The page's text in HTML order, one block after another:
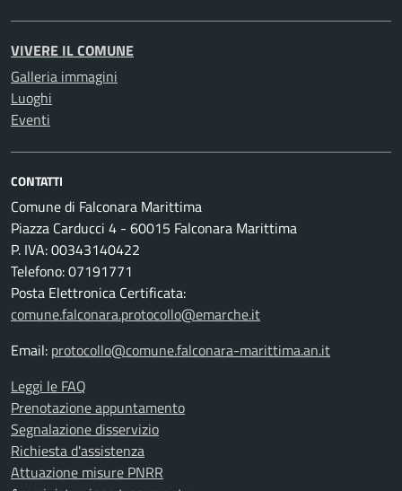
VIVERE IL COMUNE
Galleria immagini
Luoghi
Eventi
CONTATTI
Comune di Falconara Marittima
Piazza Carducci 4 - 60015 Falconara Marittima
P. IVA: 00343140422
Telefono: 07191771
Posta Elettronica Certificata:
comune.falconara.protocollo@emarche.it
Email: protocollo@comune.falconara-marittima.an.it
Leggi le FAQ
Prenotazione appuntamento
Segnalazione disservizio
Richiesta d'assistenza
Attuazione misure PNRR